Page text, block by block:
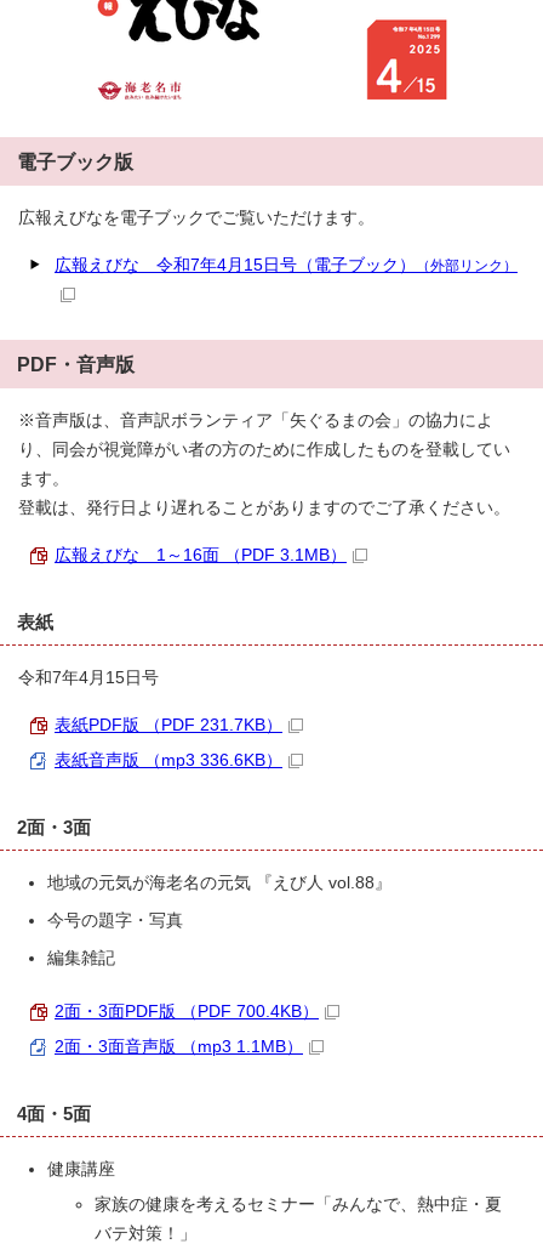
電子ブック版
広報えびなを電子ブックでご覧いただけます。
広報えびな 令和7年4月15日号（電子ブック） （外部リンク）
PDF・音声版
※音声版は、音声訳ボランティア「矢ぐるまの会」の協力によ
り、同会が視覚障がい者の方のために作成したものを登載してい
ます。
登載は、発行日より遅れることがありますのでご了承ください。
広報えびな 1～16面 （PDF 3.1MB）
表紙
令和7年4月15日号
表紙PDF版 （PDF 231.7KB）
表紙音声版 （mp3 336.6KB）
2面・3面
地域の元気が海老名の元気 『えび人 vol.88』
今号の題字・写真
編集雑記
2面・3面PDF版 （PDF 700.4KB）
2面・3面音声版 （mp3 1.1MB）
4面・5面
健康講座
家族の健康を考えるセミナー「みんなで、熱中症・夏
バテ対策！」